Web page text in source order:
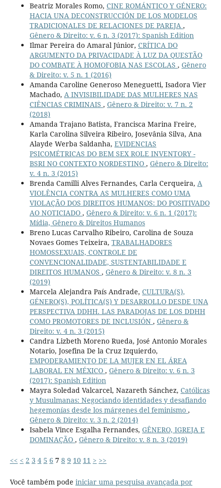
Beatriz Morales Romo, CINE ROMÁNTICO Y GÉNERO:
HACIA UNA DECONSTRUCCIÓN DE LOS MODELOS
TRADICIONALES DE RELACIONES DE PAREJA ,
Gênero & Direito: v. 6 n. 3 (2017): Spanish Edition
Ilmar Pereira do Amaral Júnior, CRÍTICA DO
ARGUMENTO DA PRIVACIDADE À LUZ DA QUESTÃO
DO COMBATE À HOMOFOBIA NAS ESCOLAS , Gênero
& Direito: v. 5 n. 1 (2016)
Amanda Caroline Generoso Meneguetti, Isadora Vier
Machado, A INVISIBILIDADE DAS MULHERES NAS
CIÊNCIAS CRIMINAIS , Gênero & Direito: v. 7 n. 2
(2018)
Amanda Trajano Batista, Francisca Marina Freire,
Karla Carolina Silveira Ribeiro, Josevânia Silva, Ana
Alayde Werba Saldanha, EVIDENCIAS
PSICOMÉTRICAS DO BEM SEX ROLE INVENTORY -
BSRI NO CONTEXTO NORDESTINO , Gênero & Direito:
v. 4 n. 3 (2015)
Brenda Camilli Alves Fernandes, Carla Cerqueira, A
VIOLÊNCIA CONTRA AS MULHERES COMO UMA
VIOLAÇÃO DOS DIREITOS HUMANOS: DO POSITIVADO
AO NOTICIADO , Gênero & Direito: v. 6 n. 1 (2017):
Mídia, Gênero & Direitos Humanos
Breno Lucas Carvalho Ribeiro, Carolina de Souza
Novaes Gomes Teixeira, TRABALHADORES
HOMOSSEXUAIS, CONTROLE DE
CONVENCIONALIDADE, SUSTENTABILIDADE E
DIREITOS HUMANOS , Gênero & Direito: v. 8 n. 3
(2019)
Marcela Alejandra País Andrade, CULTURA(S),
GÉNERO(S), POLÍTICA(S) Y DESARROLLO DESDE UNA
PERSPECTIVA DDHH. LAS PARADOJAS DE LOS DDHH
COMO PROMOTORES DE INCLUSIÓN , Gênero &
Direito: v. 4 n. 3 (2015)
Candra Lizbeth Moreno Rueda, José Antonio Morales
Notario, Josefina De la Cruz Izquierdo,
EMPODERAMIENTO DE LA MUJER EN EL ÁREA
LABORAL EN MÉXICO , Gênero & Direito: v. 6 n. 3
(2017): Spanish Edition
Mayra Soledad Valcarcel, Nazareth Sánchez, Católicas
y Musulmanas: Negociando identidades y desafiando
hegemonías desde los márgenes del feminismo ,
Gênero & Direito: v. 3 n. 2 (2014)
Isabela Vince Esgalha Fernandes, GÊNERO, IGREJA E
DOMINAÇÃO , Gênero & Direito: v. 8 n. 3 (2019)
<< < 2 3 4 5 6 7 8 9 10 11 > >>
Você também pode iniciar uma pesquisa avançada por